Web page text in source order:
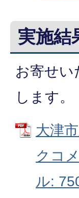
実施結
お寄せい
します。
大津
クコ
ル: